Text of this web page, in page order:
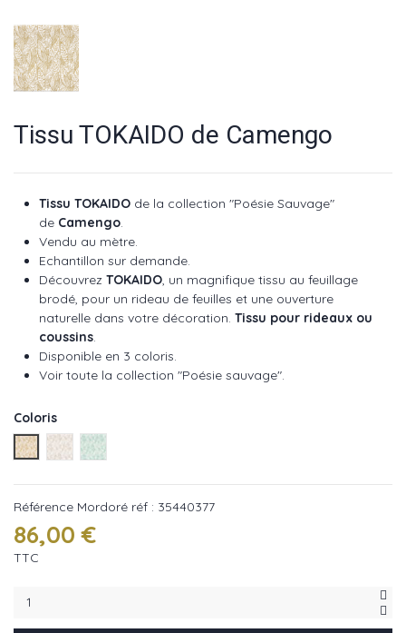
Tissu TOKAIDO de Camengo
Tissu TOKAIDO de la collection "Poésie Sauvage"
de Camengo
Vendu au mètre.
Echantillon sur demande.
Découvrez TOKAIDO , un magnifique tissu au feuillage
brodé, pour un rideau de feuilles et une ouverture
naturelle dans votre décoration. Tissu pour rideaux ou
coussins
Disponible en 3 coloris.
Voir toute la collection "Poésie sauvage".
Coloris
Mordoré réf : 35440377
Sable réf : 35440105
Céladon réf : 35440218
Référence Mordoré réf : 35440377
86,00 €
TTC